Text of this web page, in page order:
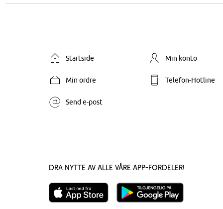
Startside Min konto
Min ordre Telefon-Hotline
Send e-post
Dra nytte av alle våre app-fordeler!